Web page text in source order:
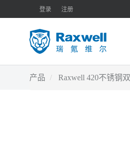
登录 注册
产品 Raxwell 420不锈钢